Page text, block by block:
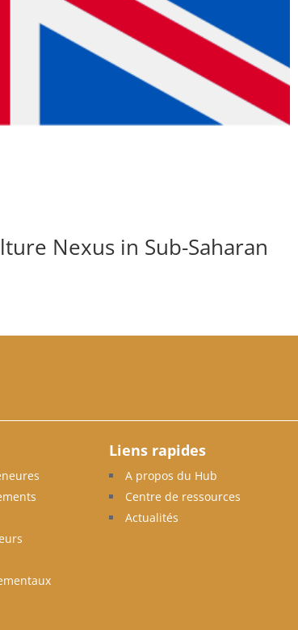
Nexus in Sub-Saharan
Liens rapides
A propos du Hub
Centre de ressources
Actualités